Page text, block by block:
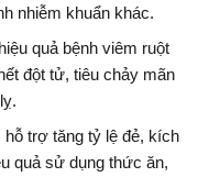
nhiễm khuẩn khác.
quả bệnh viêm ruột
đột tử, tiêu chảy mãn
hỗ trợ tăng tỷ lệ đẻ, kích
quả sử dụng thức ăn,